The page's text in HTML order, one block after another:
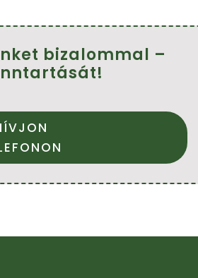
bizalommal –